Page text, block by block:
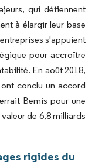
qui détiennent
à élargir leur base
s'appuient
pour accroître
En août 2018,
conclu un accord
Bemis pour une
de 6,8 milliards
rigides du